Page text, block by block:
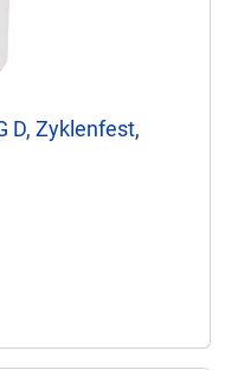
D, Zyklenfest,